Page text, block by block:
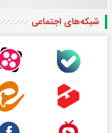
شبکه‌های اجتماعی